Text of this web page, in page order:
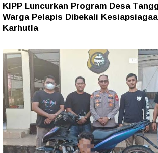
KIPP Luncurkan Program Desa
Warga Pelapis Dibekali
Karhutla